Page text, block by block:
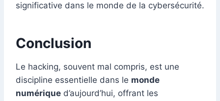
significative dans le monde de la cybersécurité.
Conclusion
Le hacking, souvent mal compris, est une
discipline essentielle dans le monde
numérique d’aujourd’hui, offrant les